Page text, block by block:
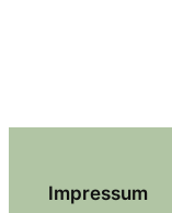
Impressum